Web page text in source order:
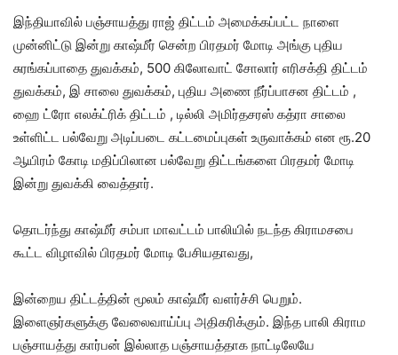
இந்தியாவில் பஞ்சாயத்து ராஜ் திட்டம் அமைக்கப்பட்ட நாளை
முன்னிட்டு இன்று காஷ்மீர் சென்ற பிரதமர் மோடி அங்கு புதிய
சுரங்கப்பாதை துவக்கம், 500 கிலோவாட் சோலார் எரிசக்தி திட்டம்
துவக்கம், இ சாலை துவக்கம், புதிய அணை நீர்ப்பாசன திட்டம் ,
ஹை ட்ரோ எலக்ட்ரிக் திட்டம் , டில்லி அமிர்தசரஸ் கத்ரா சாலை
உள்ளிட்ட பல்வேறு அடிப்படை கட்டமைப்புகள் உருவாக்கம் என ரூ.20
ஆயிரம் கோடி மதிப்பிலான பல்வேறு திட்டங்களை பிரதமர் மோடி
இன்று துவக்கி வைத்தார்.
தொடர்ந்து காஷ்மீர் சம்பா மாவட்டம் பாலியில் நடந்த கிராமசபை
கூட்ட விழாவில் பிரதமர் மோடி பேசியதாவது,
இன்றைய திட்டத்தின் மூலம் காஷ்மீர் வளர்ச்சி பெறும்.
இளைஞர்களுக்கு வேலைவாய்ப்பு அதிகரிக்கும். இந்த பாலி கிராம
பஞ்சாயத்து கார்பன் இல்லாத பஞ்சாயத்தாக நாட்டிலேயே